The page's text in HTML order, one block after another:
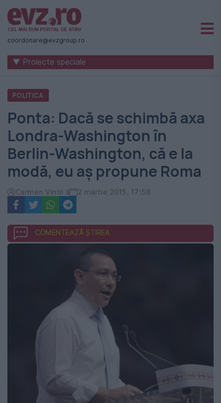
Știri
naționale
internaționale
România
-
Evenimentul
Zilei
coordonare@evzgroup.ro
▼ Proiecte speciale
POLITICA
Ponta: Dacă se schimbă axa
Londra-Washington în
Berlin-Washington, că e la
modă, eu aş propune Roma
Carmen Vintil ă 2 martie 2015, 17:58
COMENTEAZĂ ȘTIREA